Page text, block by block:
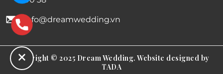
info@dreamwedding.vn
Copyright © 2025 Dream Wedding. Website designed by
TADA